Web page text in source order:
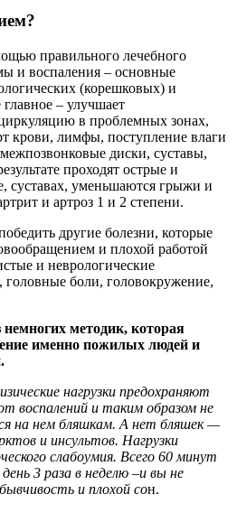
правильного лечебного
и воспаления – основные
(корешковых) и
– улучшает
в проблемных зонах,
крови, лимфы, поступление влаги
диски, суставы,
проходят острые и
суставах, уменьшаются грыжи и
и артроз 1 и 2 степени.
другие болезни, которые
и плохой работой
и неврологические
головные боли, головокружение,
методик, которая
именно пожилых людей и
нагрузки предохраняют
воспалений и таким образом не
на нем бляшкам. А нет бляшек —
и инсультов. Нагрузки
слабоумия. Всего 60 минут
3 раза в неделю –и вы не
и плохой сон.